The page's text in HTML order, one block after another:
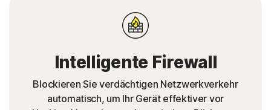
Intelligente Firewall
Blockieren Sie verdächtigen Netzwerkverkehr
automatisch, um Ihr Gerät effektiver vor